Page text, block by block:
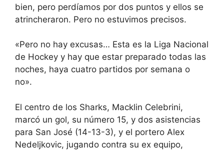
bien, pero perdíamos por dos puntos y ellos se
atrincheraron. Pero no estuvimos precisos.
«Pero no hay excusas… Esta es la Liga Nacional
de Hockey y hay que estar preparado todas las
noches, haya cuatro partidos por semana o
no».
El centro de los Sharks, Macklin Celebrini,
marcó un gol, su número 15, y dos asistencias
para San José (14-13-3), y el portero Alex
Nedeljkovic, jugando contra su ex equipo,